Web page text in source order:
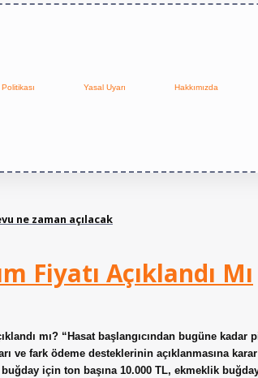
Yasal Uyarı Hakkımızda
ne zaman açılacak
Fiyatı Açıklandı Mı
mı? “Hasat başlangıcından bugüne
ve fark ödeme desteklerinin açıklanmasına
buğday için ton başına 10.000 TL, ekmeklik